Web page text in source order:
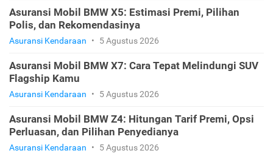
Asuransi Mobil BMW X5: Estimasi Premi, Pilihan
Polis, dan Rekomendasinya
Asuransi Kendaraan • 5 Agustus 2026
Asuransi Mobil BMW X7: Cara Tepat Melindungi SUV
Flagship Kamu
Asuransi Kendaraan • 5 Agustus 2026
Asuransi Mobil BMW Z4: Hitungan Tarif Premi, Opsi
Perluasan, dan Pilihan Penyedianya
Asuransi Kendaraan • 5 Agustus 2026